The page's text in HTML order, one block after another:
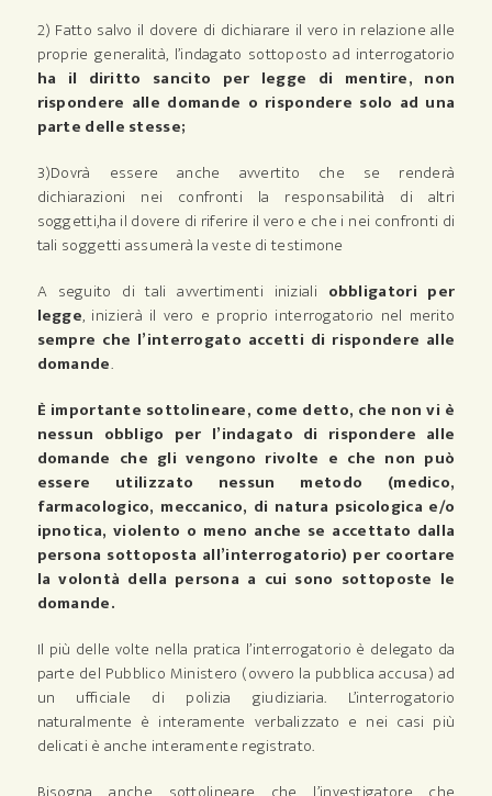
2) Fatto salvo il dovere di dichiarare il vero in relazione alle
proprie generalità, l’indagato sottoposto ad interrogatorio
ha il diritto sancito per legge di mentire, non
rispondere alle domande o rispondere solo ad una
parte delle stesse;
3)Dovrà essere anche avvertito che se renderà
dichiarazioni nei confronti la responsabilità di altri
soggetti,ha il dovere di riferire il vero e che i nei confronti di
tali soggetti assumerà la veste di testimone
A seguito di tali avvertimenti iniziali obbligatori per
legge, inizierà il vero e proprio interrogatorio nel merito
sempre che l’interrogato accetti di rispondere alle
domande.
È importante sottolineare, come detto, che non vi è
nessun obbligo per l’indagato di rispondere alle
domande che gli vengono rivolte e che non può
essere utilizzato nessun metodo (medico,
farmacologico, meccanico, di natura psicologica e/o
ipnotica, violento o meno anche se accettato dalla
persona sottoposta all’interrogatorio) per coortare
la volontà della persona a cui sono sottoposte le
domande.
Il più delle volte nella pratica l’interrogatorio è delegato da
parte del Pubblico Ministero (ovvero la pubblica accusa) ad
un ufficiale di polizia giudiziaria. L’interrogatorio
naturalmente è interamente verbalizzato e nei casi più
delicati è anche interamente registrato.